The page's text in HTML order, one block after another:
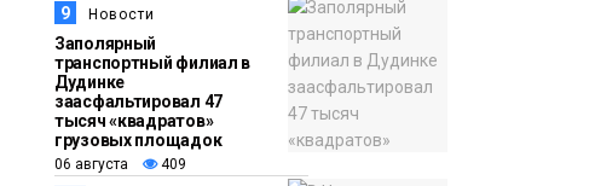
9 Новости
Заполярный
транспортный филиал в
Дудинке
заасфальтировал 47
тысяч «квадратов»
грузовых площадок
06 августа 409